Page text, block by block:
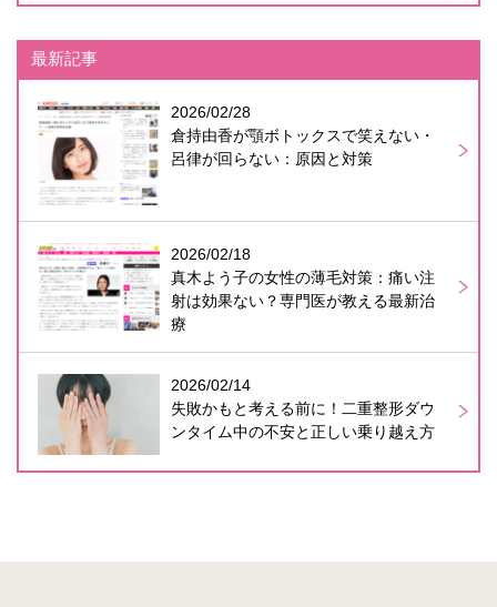
最新記事
2026/02/28
倉持由香が顎ボトックスで笑えない・
呂律が回らない：原因と対策
2026/02/18
真木よう子の女性の薄毛対策：痛い注
射は効果ない？専門医が教える最新治
療
2026/02/14
失敗かもと考える前に！二重整形ダウ
ンタイム中の不安と正しい乗り越え方